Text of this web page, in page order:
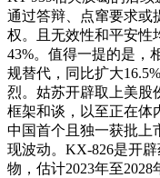
通过答辩、点窜要求或
权。且无效性和平安性
43%。值得一提的是，
规替代，同比扩大
烈。姑苏开辟取上美股
框架和谈，以至正在体
中国首个且独一获批上
现波动。KX-826是开
物，估计2023年至2028